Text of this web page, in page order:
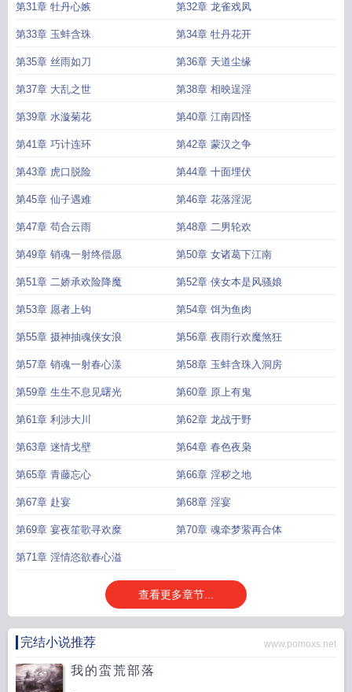
第31章 牡丹心嫉 第32章 龙雀戏凤
第33章 玉蚌含珠 第34章 牡丹花开
第35章 丝雨如刀 第36章 天道尘缘
第37章 大乱之世 第38章 相映逞淫
第39章 水漩菊花 第40章 江南四怪
第41章 巧计连环 第42章 蒙汉之争
第43章 虎口脱险 第44章 十面埋伏
第45章 仙子遇难 第46章 花落淫泥
第47章 苟合云雨 第48章 二男轮欢
第49章 销魂一射终偿愿 第50章 女诸葛下江南
第51章 二娇承欢险降魔 第52章 侠女本是风骚娘
第53章 愿者上钩 第54章 饵为鱼肉
第55章 摄神抽魂侠女浪 第56章 夜雨行欢魔煞狂
第57章 销魂一射春心漾 第58章 玉蚌含珠入洞房
第59章 生生不息见曙光 第60章 原上有鬼
第61章 利涉大川 第62章 龙战于野
第63章 迷情戈壁 第64章 春色夜枭
第65章 青藤忘心 第66章 淫秽之地
第67章 赴宴 第68章 淫宴
第69章 宴夜笙歌寻欢糜 第70章 魂牵梦萦再合体
第71章 淫情恣欲春心溢
查看更多章节...
完结小说推荐 www.pomoxs.net
我的蛮荒部落